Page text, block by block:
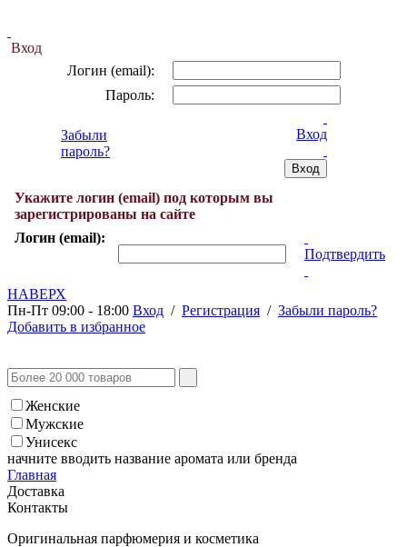
Вход
Логин (email):
Пароль:
Забыли
пароль?
Вход
Укажите логин (email) под которым вы
зарегистрированы на сайте
Логин (email):
Подтвердить
НАВЕРХ
Пн-Пт 09:00 - 18:00 Вход / Регистрация / Забыли пароль?
Добавить в избранное
Женские
Мужские
Унисекс
начните вводить название аромата или бренда
Главная
Доставка
Контакты
Оригинальная парфюмерия и косметика